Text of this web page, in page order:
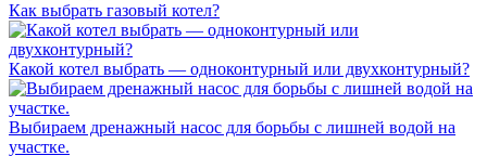
Как выбрать газовый котел?
Какой котел выбрать — одноконтурный или двухконтурный?
Выбираем дренажный насос для борьбы с лишней водой на
участке.